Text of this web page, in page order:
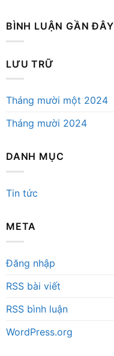
BÌNH LUẬN GẦN ĐÂY
LƯU TRỮ
Tháng mười một 2024
Tháng mười 2024
DANH MỤC
Tin tức
META
Đăng nhập
RSS bài viết
RSS bình luận
WordPress.org